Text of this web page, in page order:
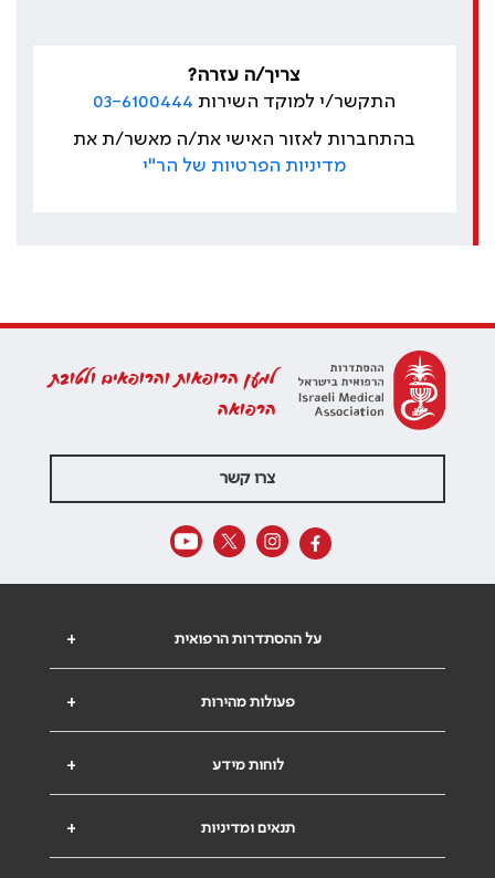
צריך/ה עזרה?
התקשר/י למוקד השירות 03-6100444
בהתחברות לאזור האישי את/ה מאשר/ת את
מדיניות הפרטיות של הר"י
למען הרופאות והרופאים ולטובת
הרפואה
צרו קשר
+ על ההסתדרות הרפואית
+ פעולות מהירות
+ לוחות מידע
+ תנאים ומדיניות